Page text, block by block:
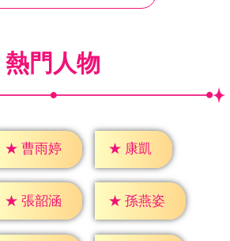
熱門人物
★ 曹雨婷 ★ 康凱
★ 張韶涵 ★ 孫燕姿